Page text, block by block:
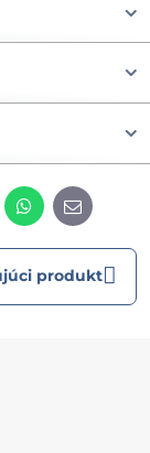
WhatsApp
E-
mail
produkt